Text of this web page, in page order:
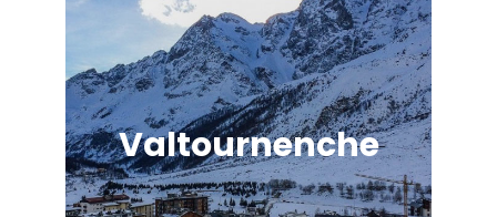
Valtournenche